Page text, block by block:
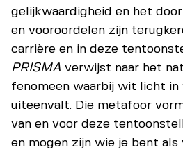
gelijkwaardigheid en het
en vooroordelen zijn
carrière en in deze
PRISMA verwijst naar het
fenomeen waarbij wit licht in
uiteenvalt. Die metafoor
van en voor deze
en mogen zijn wie je bent als